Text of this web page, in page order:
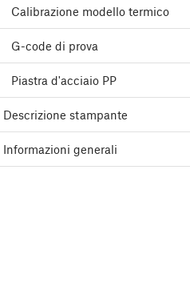
Calibrazione modello termico
G-code di prova
Piastra d'acciaio PP
Descrizione stampante
Informazioni generali